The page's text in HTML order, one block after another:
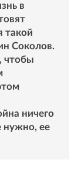
в
такой
Соколов.
чтобы
ничего
нужно, ее